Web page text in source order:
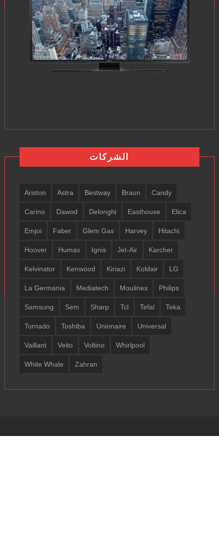
الشركات
Ariston Astra Bestway Braun Candy
Carino Dawod Delonghi Easthouse Elica
Emjoi Faber Glem Gas Harvey Hitachi
Hoover Humax Ignis Jet-Air Karcher
Kelvinator Kenwood Kiriazi Koldair LG
La Germania Mediatech Moulinex Philips
Samsung Sem Sharp Tcl Tefal Teka
Tornado Toshiba Unionaire Universal
Vaillant Veito Voltino Whirlpool
White Whale Zahran